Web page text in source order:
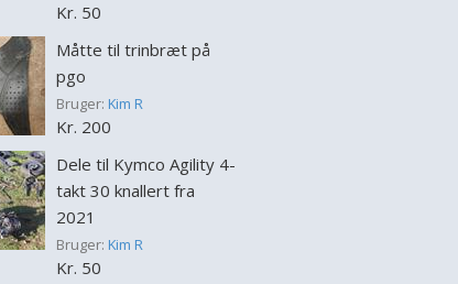
Kr. 50
Måtte til trinbræt på
pgo
Bruger: Kim R
Kr. 200
Dele til Kymco Agility 4-
takt 30 knallert fra
2021
Bruger: Kim R
Kr. 50